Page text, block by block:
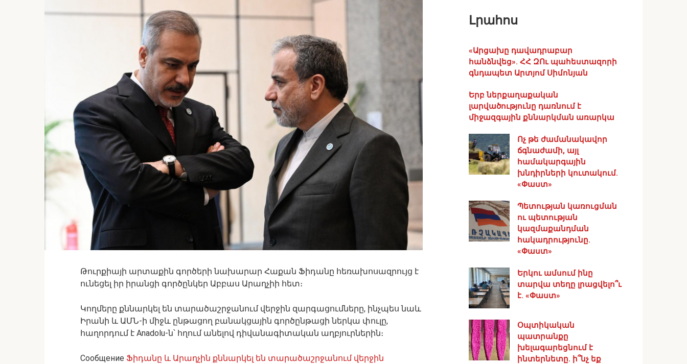
Թուրքիայի արտաքին գործերի նախարար Հաքան Ֆիդանը հեռախոսազրույց է
ունեցել իր իրանցի գործընկեր Աբբաս Արաղչիի հետ։
Կողմերը քննարկել են տարածաշրջանում վերջին զարգացումները, ինչպես նաև
Իրանի և ԱՄՆ-ի միջև ընթացող բանակցային գործընթացի ներկա փուլը,
հաղորդում է Anadolu-ն՝ հղում անելով դիվանագիտական աղբյուրներին։
Сообщение Ֆիդանը և Արաղչին քննարկել են տարածաշրջանում վերջին
Լրահոս
«Արցախը դավադրաբար
հանձնվեց». ՀՀ ԶՈւ պահեստազորի
գնդապետ Արտյոմ Սիմոնյան
Երբ ներքաղաքական
լարվածությունը դառնում է
միջազգային քննարկման առարկա
Ոչ թե ժամանակավոր
ճգնաժամի, այլ
համակարգային
խնդիրների կուտակում.
«Փաստ»
Պետության կառուցման
ու պետության
կազմաքանդման
հակադրությունը.
«Փաստ»
Երկու ամսում ինը
տարվա տեղը լրացվելո՞ւ
է. «Փաստ»
Օպտիկական
պատրանքը
խելագարեցնում է
ինտերնետը. ի՞նչ եք